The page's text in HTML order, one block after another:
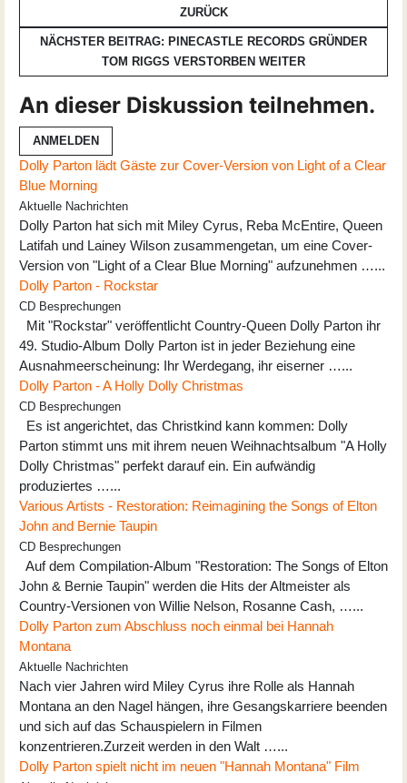
ZURÜCK
NÄCHSTER BEITRAG: PINECASTLE RECORDS GRÜNDER
TOM RIGGS VERSTORBEN WEITER
An dieser Diskussion teilnehmen.
ANMELDEN
Dolly Parton lädt Gäste zur Cover-Version von Light of a Clear
Blue Morning
Aktuelle Nachrichten
Dolly Parton hat sich mit Miley Cyrus, Reba McEntire, Queen
Latifah und Lainey Wilson zusammengetan, um eine Cover-
Version von "Light of a Clear Blue Morning" aufzunehmen …...
Dolly Parton - Rockstar
CD Besprechungen
Mit "Rockstar" veröffentlicht Country-Queen Dolly Parton ihr
49. Studio-Album Dolly Parton ist in jeder Beziehung eine
Ausnahmeerscheinung: Ihr Werdegang, ihr eiserner …...
Dolly Parton - A Holly Dolly Christmas
CD Besprechungen
Es ist angerichtet, das Christkind kann kommen: Dolly
Parton stimmt uns mit ihrem neuen Weihnachtsalbum "A Holly
Dolly Christmas" perfekt darauf ein. Ein aufwändig
produziertes …...
Various Artists - Restoration: Reimagining the Songs of Elton
John and Bernie Taupin
CD Besprechungen
Auf dem Compilation-Album "Restoration: The Songs of Elton
John & Bernie Taupin" werden die Hits der Altmeister als
Country-Versionen von Willie Nelson, Rosanne Cash, …...
Dolly Parton zum Abschluss noch einmal bei Hannah
Montana
Aktuelle Nachrichten
Nach vier Jahren wird Miley Cyrus ihre Rolle als Hannah
Montana an den Nagel hängen, ihre Gesangskarriere beenden
und sich auf das Schauspielern in Filmen
konzentrieren.Zurzeit werden in den Walt …...
Dolly Parton spielt nicht im neuen "Hannah Montana" Film